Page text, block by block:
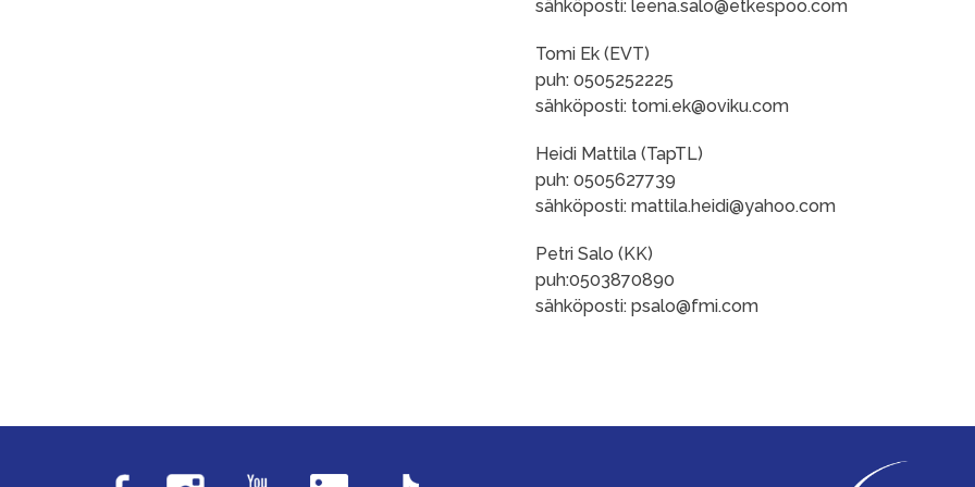
sähköposti: leena.salo@etkespoo.com
Tomi Ek (EVT)
puh: 0505252225
sähköposti: tomi.ek@oviku.com
Heidi Mattila (TapTL)
puh: 0505627739
sähköposti: mattila.heidi@yahoo.com
Petri Salo (KK)
puh:0503870890
sähköposti: psalo@fmi.com